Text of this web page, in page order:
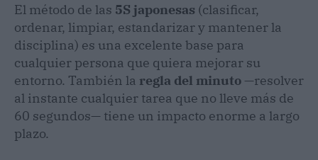
El método de las 5S japonesas (clasificar,
ordenar, limpiar, estandarizar y mantener la
disciplina) es una excelente base para
cualquier persona que quiera mejorar su
entorno. También la regla del minuto —resolver
al instante cualquier tarea que no lleve más de
60 segundos— tiene un impacto enorme a largo
plazo.